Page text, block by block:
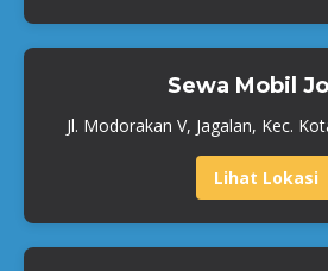
Sewa Mobil
Jl. Modorakan V, Jagalan, Kec.
Lihat Lokasi